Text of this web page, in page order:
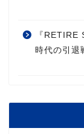
『
時代の引退